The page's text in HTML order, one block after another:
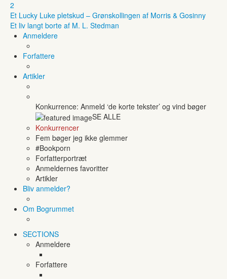
2
Et Lucky Luke pletskud – Grønskollingen af Morris & Gosinny
Et liv langt borte af M. L. Stedman
Anmeldere
Forfattere
Artikler
Konkurrence: Anmeld ‘de korte tekster’ og vind bøger
SE ALLE
Konkurrencer
Fem bøger jeg ikke glemmer
#Bookporn
Forfatterportræt
Anmeldernes favoritter
Artikler
Bliv anmelder?
Om Bogrummet
SECTIONS
Anmeldere
Forfattere